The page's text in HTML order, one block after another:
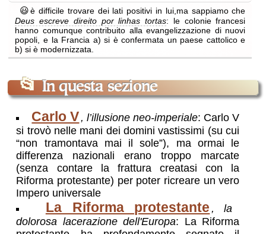
😃è difficile trovare dei lati positivi in lui,ma sappiamo che
Deus escreve direito por linhas tortas: le colonie francesi
hanno comunque contribuito alla evangelizzazione di nuovi
popoli, e la Francia a) si è confermata un paese cattolico e
b) si è modernizzata.
📂 In questa sezione
Carlo V , l’illusione neo-imperiale: Carlo V
si trovò nelle mani dei domini vastissimi (su cui
“non tramontava mai il sole”), ma ormai le
differenza nazionali erano troppo marcate
(senza contare la frattura creatasi con la
Riforma protestante) per poter ricreare un vero
Impero universale
La Riforma protestante , la
dolorosa lacerazione dell'Europa: La Riforma